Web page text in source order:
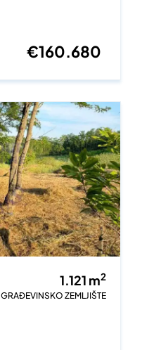
€160.680
1.121 m2
GRAĐEVINSKO ZEMLJIŠTE